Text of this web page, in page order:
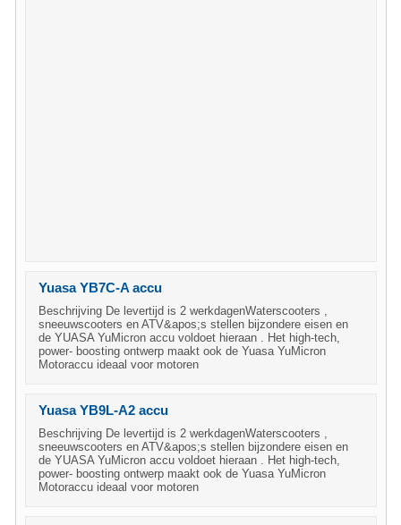
Yuasa YB7C-A accu
Beschrijving De levertijd is 2 werkdagenWaterscooters ,
sneeuwscooters en ATV&apos;s stellen bijzondere eisen en
de YUASA YuMicron accu voldoet hieraan . Het high-tech,
power- boosting ontwerp maakt ook de Yuasa YuMicron
Motoraccu ideaal voor motoren
Yuasa YB9L-A2 accu
Beschrijving De levertijd is 2 werkdagenWaterscooters ,
sneeuwscooters en ATV&apos;s stellen bijzondere eisen en
de YUASA YuMicron accu voldoet hieraan . Het high-tech,
power- boosting ontwerp maakt ook de Yuasa YuMicron
Motoraccu ideaal voor motoren